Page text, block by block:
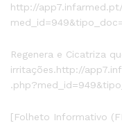
http://
Regenera e Cicatriza
irritações.http://
[Folheto Informativo